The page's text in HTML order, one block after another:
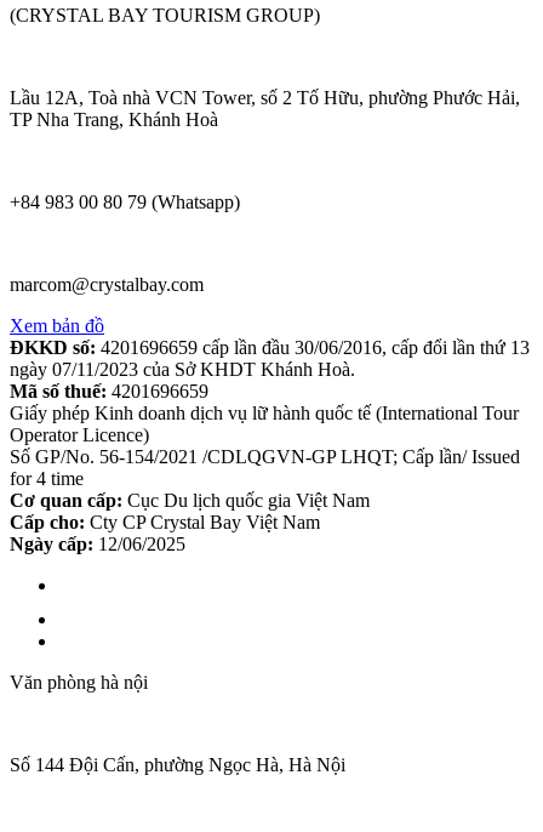
(CRYSTAL BAY TOURISM GROUP)
Lầu 12A, Toà nhà VCN Tower, số 2 Tố Hữu, phường Phước Hải,
TP Nha Trang, Khánh Hoà
+84 983 00 80 79 (Whatsapp)
marcom@crystalbay.com
Xem bản đồ
ĐKKD số: 4201696659 cấp lần đầu 30/06/2016, cấp đổi lần thứ 13
ngày 07/11/2023 của Sở KHDT Khánh Hoà.
Mã số thuế: 4201696659
Giấy phép Kinh doanh dịch vụ lữ hành quốc tế (International Tour
Operator Licence)
Số GP/No. 56-154/2021 /CDLQGVN-GP LHQT; Cấp lần/ Issued
for 4 time
Cơ quan cấp: Cục Du lịch quốc gia Việt Nam
Cấp cho: Cty CP Crystal Bay Việt Nam
Ngày cấp: 12/06/2025
Văn phòng hà nội
Số 144 Đội Cấn, phường Ngọc Hà, Hà Nội